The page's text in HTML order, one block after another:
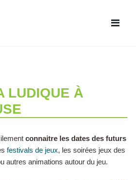
LUDIQUE À
connaitre les dates des futurs
festivals de jeux, les soirées jeux des
autres animations autour du jeu.